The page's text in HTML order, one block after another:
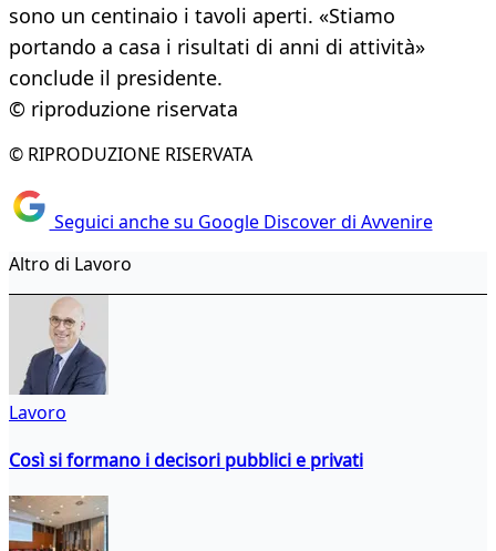
sono un centinaio i tavoli aperti. «Stiamo
portando a casa i risultati di anni di attività»
conclude il presidente.
© riproduzione riservata
© RIPRODUZIONE RISERVATA
Seguici anche su Google Discover di Avvenire
Altro di Lavoro
Lavoro
Così si formano i decisori pubblici e privati